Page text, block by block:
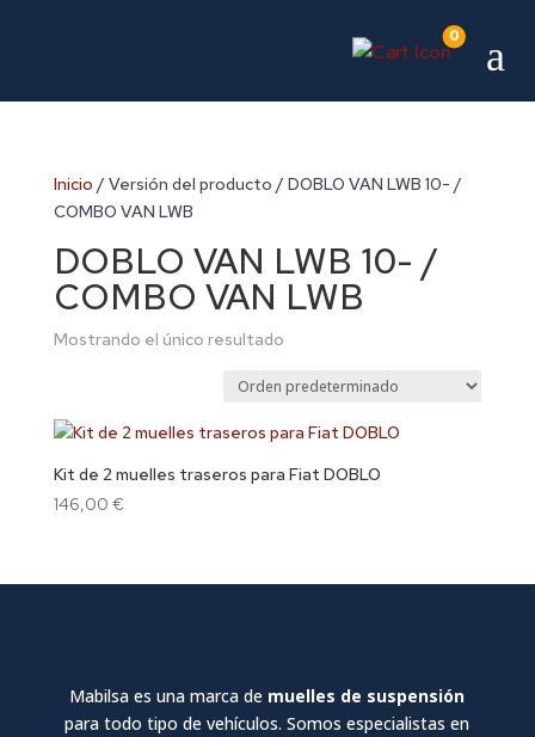
0 a
Inicio / Versión del producto / DOBLO VAN LWB 10- /
COMBO VAN LWB
DOBLO VAN LWB 10- /
COMBO VAN LWB
Mostrando el único resultado
Kit de 2 muelles traseros para Fiat DOBLO
146,00 €
Mabilsa es una marca de muelles de suspensión
para todo tipo de vehículos. Somos especialistas en